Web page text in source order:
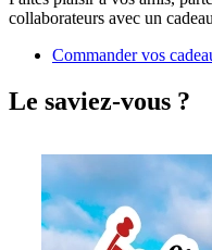
collaborateurs avec un
Commander vos
Le saviez-vous ?